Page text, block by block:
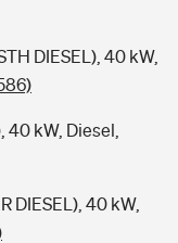
DIESEL), 40 kW,
40 kW, Diesel,
DIESEL), 40 kW,